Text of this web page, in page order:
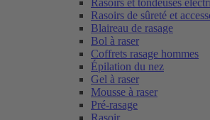
Rasoirs et tondeuses
Rasoirs de sûreté et
Blaireau de rasage
Bol à raser
Coffrets rasage hommes
Épilation du nez
Gel à raser
Mousse à raser
Pré-rasage
Rasoir